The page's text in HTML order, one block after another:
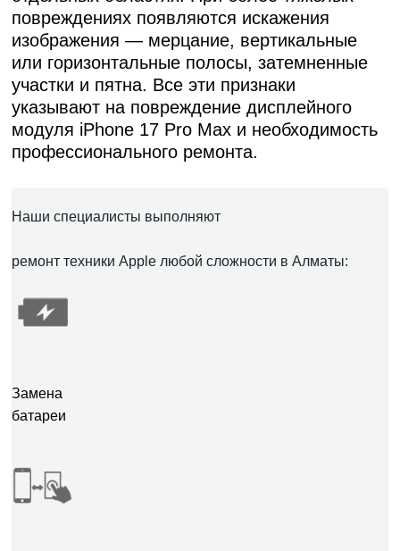
повреждениях появляются искажения
изображения — мерцание, вертикальные
или горизонтальные полосы, затемненные
участки и пятна. Все эти признаки
указывают на повреждение дисплейного
модуля iPhone 17 Pro Max и необходимость
профессионального ремонта.
Наши специалисты выполняют
ремонт техники Apple любой сложности в Алматы:
Замена
батареи